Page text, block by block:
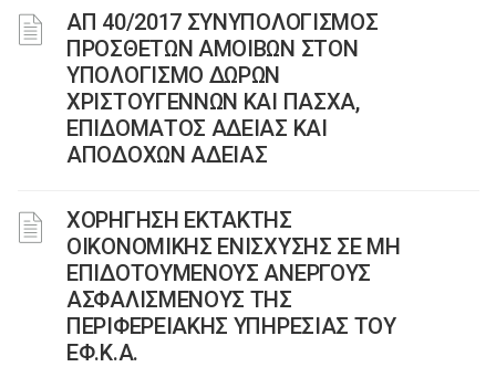
ΑΠ 40/2017 ΣΥΝΥΠΟΛΟΓΙΣΜΟΣ
ΠΡΟΣΘΕΤΩΝ ΑΜΟΙΒΩΝ ΣΤΟΝ
ΥΠΟΛΟΓΙΣΜΟ ΔΩΡΩΝ
ΧΡΙΣΤΟΥΓΕΝΝΩΝ ΚΑΙ ΠΑΣΧΑ,
ΕΠΙΔΟΜΑΤΟΣ ΑΔΕΙΑΣ ΚΑΙ
ΑΠΟΔΟΧΩΝ ΑΔΕΙΑΣ
ΧΟΡΗΓΗΣΗ ΕΚΤΑΚΤΗΣ
ΟΙΚΟΝΟΜΙΚΗΣ ΕΝΙΣΧΥΣΗΣ ΣΕ ΜΗ
ΕΠΙΔΟΤΟΥΜΕΝΟΥΣ ΑΝΕΡΓΟΥΣ
ΑΣΦΑΛΙΣΜΕΝΟΥΣ ΤΗΣ
ΠΕΡΙΦΕΡΕΙΑΚΗΣ ΥΠΗΡΕΣΙΑΣ ΤΟΥ
ΕΦ.Κ.Α.